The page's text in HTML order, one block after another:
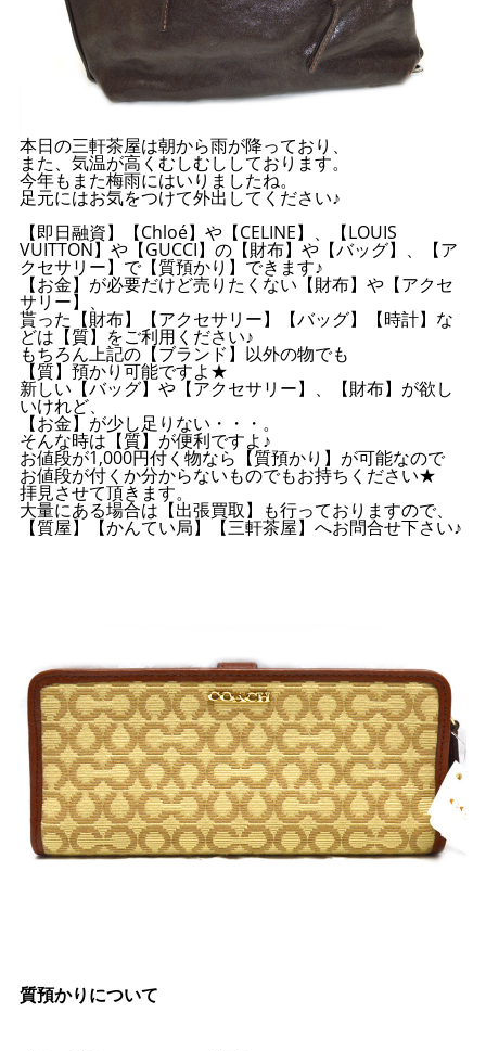
本日の三軒茶屋は朝から雨が降っており、
また、気温が高くむしむししております。
今年もまた梅雨にはいりましたね。
足元にはお気をつけて外出してください♪
【即日融資】【Chloé】や【CELINE】、【LOUIS
VUITTON】や【GUCCI】の【財布】や【バッグ】、【ア
クセサリー】で【質預かり】できます♪
【お金】が必要だけど売りたくない【財布】や【アクセ
サリー】、
貰った【財布】【アクセサリー】【バッグ】【時計】な
どは【質】をご利用ください♪
もちろん上記の【ブランド】以外の物でも
【質】預かり可能ですよ★
新しい【バッグ】や【アクセサリー】、【財布】が欲し
いけれど、
【お金】が少し足りない・・・。
そんな時は【質】が便利ですよ♪
お値段が1,000円付く物なら【質預かり】が可能なので
お値段が付くか分からないものでもお持ちください★
拝見させて頂きます。
大量にある場合は【出張買取】も行っておりますので、
【質屋】【かんてい局】【三軒茶屋】へお問合せ下さい♪
質預かりについて